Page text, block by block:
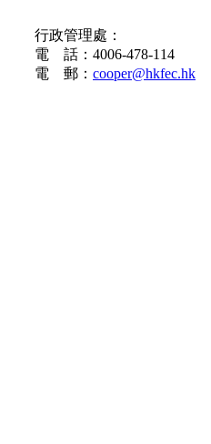
行政管理處：
電 話：4006-478-114
電 郵： cooper@hkfec.hk